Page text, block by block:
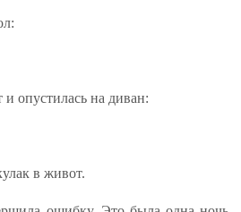
опустилась на диван:
в живот.